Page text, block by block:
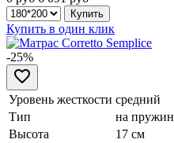
Купить в один клик
-25%
Уровень жесткости средний
Тип
на
Высота
17 см